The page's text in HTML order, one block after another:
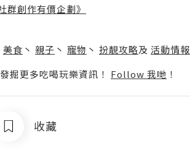
群創作有價企劃》
美食 丶 親子 丶 寵物 丶 扮靚攻略及 活動情報
更多吃喝玩樂資訊！ Follow 我哋 ！
收藏